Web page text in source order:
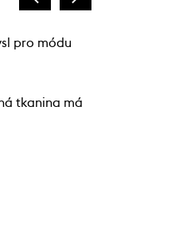
pro módu
tkanina má